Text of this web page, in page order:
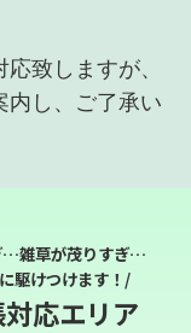
致しますが、
内し、ご了承い
…雑草が茂りすぎ…
駆けつけます！/
応エリア